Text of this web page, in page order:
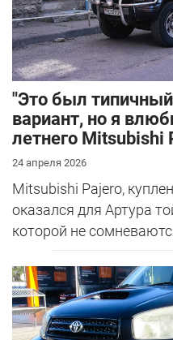
"Это был
вариант, но я
летнего Mitsubishi
24 апреля 2026
Mitsubishi Pajero,
оказался для Артура
которой не